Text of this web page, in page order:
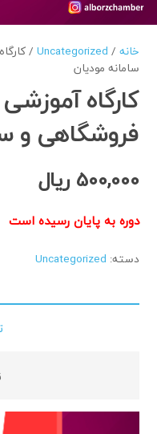
خانه /
Uncategorized
/
سامانه مودیان
کارگاه
فروشگاهی و
500,000 ریال
دوره به پایان رسیده است
دسته: Uncategorized